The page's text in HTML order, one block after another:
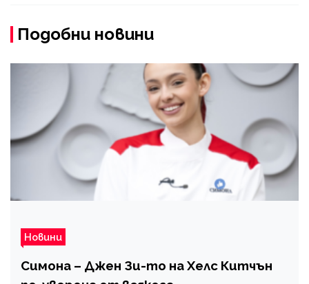
Подобни новини
Новини
Симона – Джен Зи-то на Хелс Китчън